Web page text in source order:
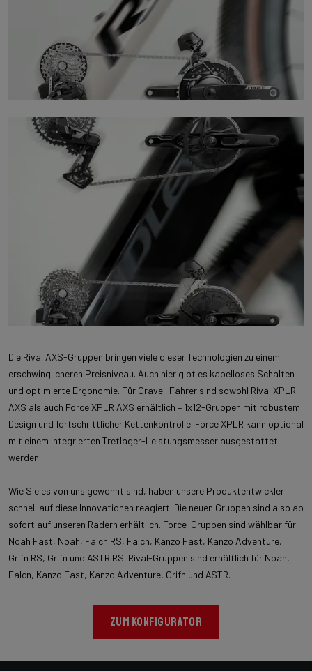
Die Rival AXS-Gruppen bringen viele dieser Technologien zu einem
erschwinglicheren Preisniveau. Auch hier gibt es kabelloses Schalten
und optimierte Ergonomie. Für Gravel-Fahrer sind sowohl Rival XPLR
AXS als auch Force XPLR AXS erhältlich – 1x12-Gruppen mit robustem
Design und fortschrittlicher Kettenkontrolle. Force XPLR kann optional
mit einem integrierten Tretlager-Leistungsmesser ausgestattet
werden.
Wie Sie es von uns gewohnt sind, haben unsere Produktentwickler
schnell auf diese Innovationen reagiert. Die neuen Gruppen sind also ab
sofort auf unseren Rädern erhältlich. Force-Gruppen sind wählbar für
Noah Fast, Noah, Falcn RS, Falcn, Kanzo Fast, Kanzo Adventure,
Grifn RS, Grifn und ASTR RS. Rival-Gruppen sind erhältlich für Noah,
Falcn, Kanzo Fast, Kanzo Adventure, Grifn und ASTR.
ZUM KONFIGURATOR